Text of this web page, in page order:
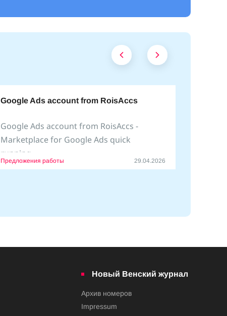
Google Ads account from RoisAccs
Google Ads account from RoisAccs -
Marketplace for Google Ads quick
running.
We help create
Предложения работы 29.04.2026
Новый Венский журнал
Архив номеров
Impressum